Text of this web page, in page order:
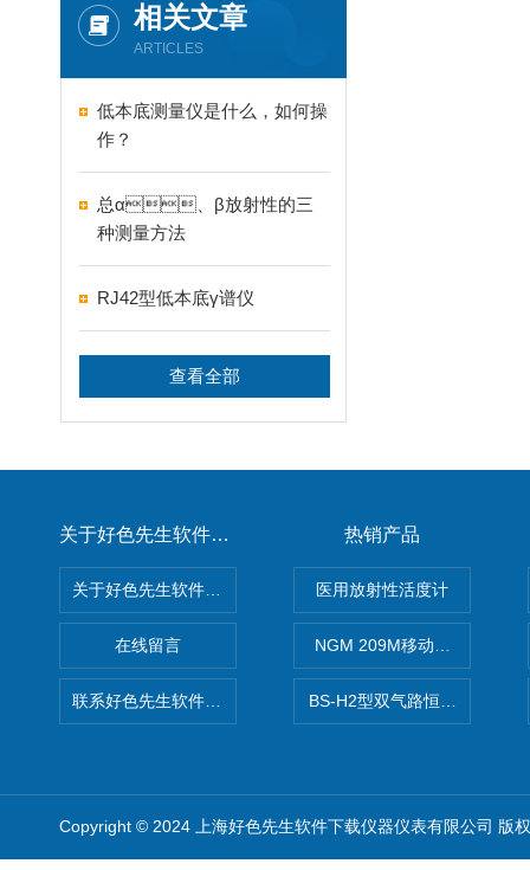
相关文章
ARTICLES
低本底测量仪是什么，如何操
作？
总α、β放射性的三
种测量方法
RJ42型低本底γ谱仪
查看全部
关于好色先生软件下载
在线留言
热销产品
医用放射性活度计
NGM 209M移动式惰性气体
BS-H2型双气路恒流大气采样
Copyright © 2024 上海好色先生软件下载仪器仪表有限公司 版